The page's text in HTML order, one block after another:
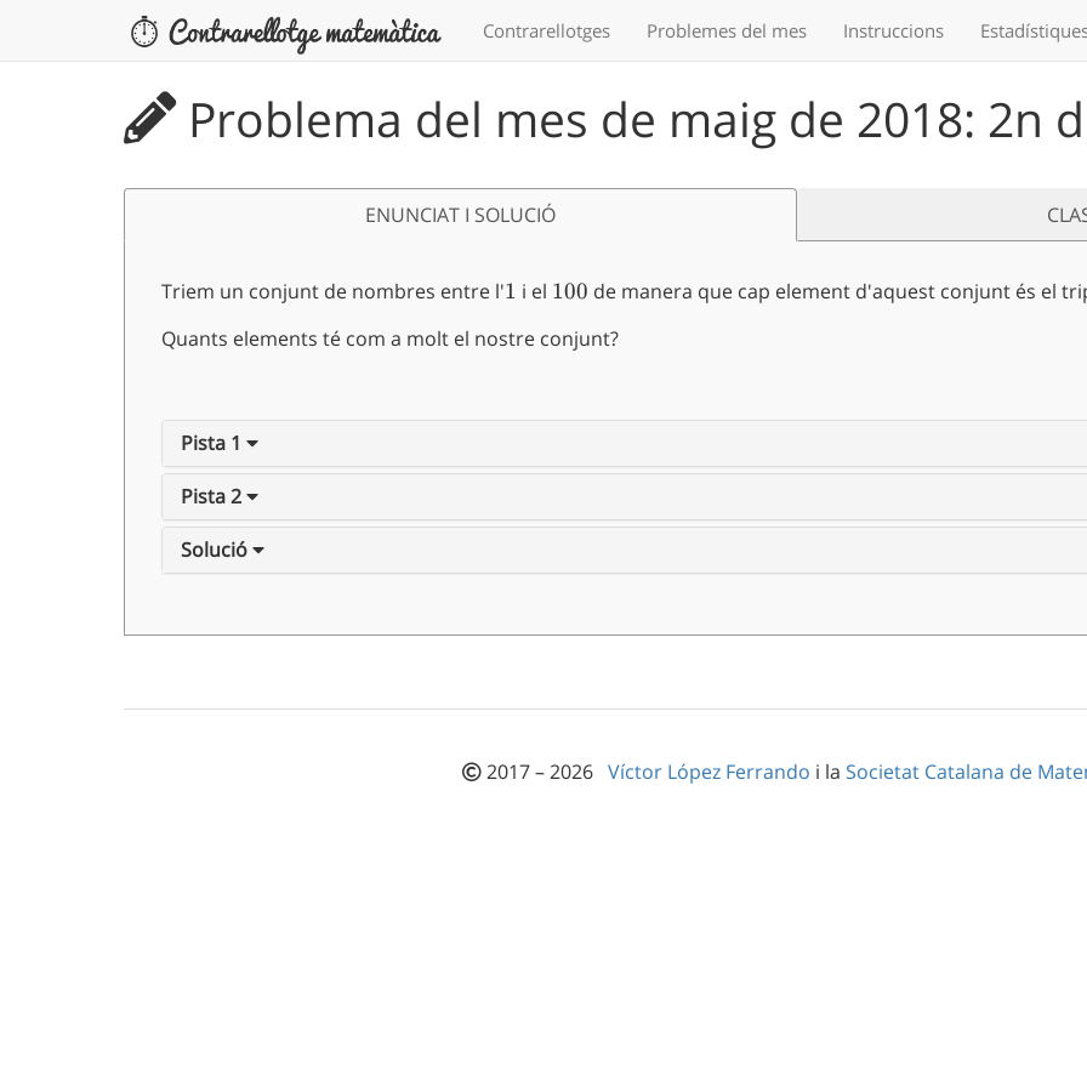
Contrarellotges Problemes del mes Instruccions
Problema del mes de maig de 2018: 2n
ENUNCIAT I SOLUCIÓ
Triem un conjunt de nombres entre l'1
1 i el 100
100 de manera que cap element d'aquest conjunt és el
Quants elements té com a molt el nostre conjunt?
Pista 1
Pista 2
Solució
2017 – 2026 Víctor López Ferrando i la Societat Catalana de